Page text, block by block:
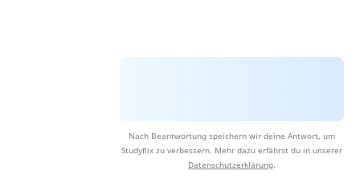
Nach Beantwortung speichern wir deine Antwort, um
Studyflix zu verbessern. Mehr dazu erfährst du in unserer
Datenschutzerklärung.